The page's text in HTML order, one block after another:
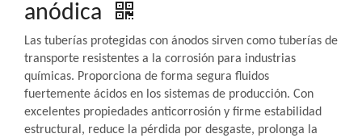
anódica
Las tuberías protegidas con ánodos sirven como tuberías de
transporte resistentes a la corrosión para industrias
químicas. Proporciona de forma segura fluidos
fuertemente ácidos en los sistemas de producción. Con
excelentes propiedades anticorrosión y firme estabilidad
estructural, reduce la pérdida por desgaste, prolonga la